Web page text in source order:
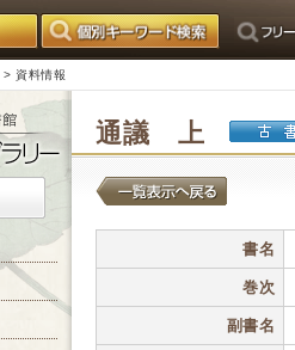
> 資料情報
通議 上
書名
巻次
副書名